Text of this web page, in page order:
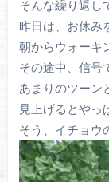
そんな繰り返し
昨日は、お休み
朝からウォーキ
その途中、信号
あまりのツーン
見上げるとやっ
そう、イチョウ